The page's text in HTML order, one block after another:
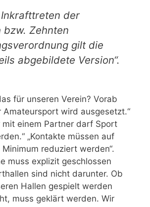
der
bzw. Zehnten
gilt die
abgebildete Version“.
für unseren Verein? Vorab
Amateursport wird ausgesetzt.“
mit einem Partner darf Sport
„Kontakte müssen auf
reduziert werden“.
muss explizit geschlossen
sind nicht darunter. Ob
Hallen gespielt werden
muss geklärt werden. Wir